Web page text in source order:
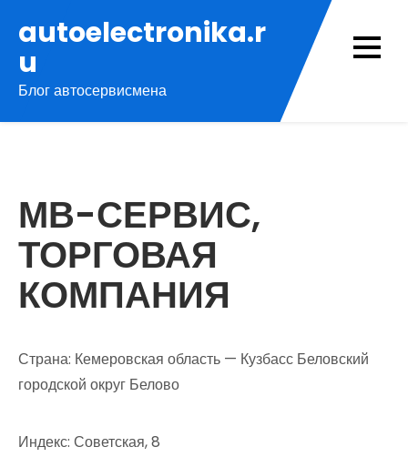
содержимому
autoelectronika.r
u
Блог автосервисмена
МВ-СЕРВИС,
ТОРГОВАЯ
КОМПАНИЯ
Страна: Кемеровская область — Кузбасс Беловский
городской округ Белово
Индекс: Советская, 8